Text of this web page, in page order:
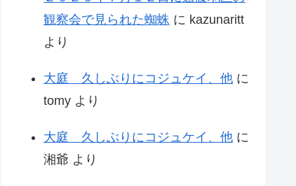
観察会で見られた蜘蛛 に kazunaritt
より
大庭 久しぶりにコジュケイ、他 に
tomy より
大庭 久しぶりにコジュケイ、他 に
湘爺 より